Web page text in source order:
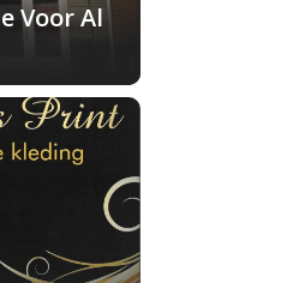
Voor Al